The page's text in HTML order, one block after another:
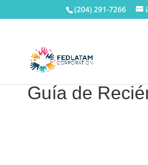
(204) 291-7266
Guía de